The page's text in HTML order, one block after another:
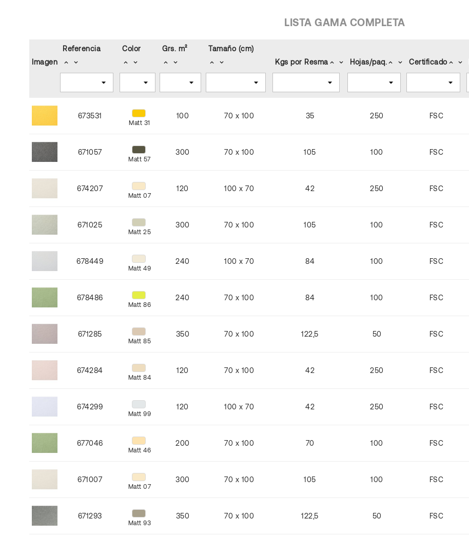
LISTA GAMA COMPLETA
Imagen
Referencia
keyboard_arrow_up keyboard_arrow_down
Color
keyboard_arrow_up keyboard_arrow_down
Grs. m²
keyboard_arrow_up keyboard_arrow_down
Tamaño (cm)
keyboard_arrow_up keyboard_arrow_down Kgs por Resma keyboard_arrow_up keyboard_arrow_down Hojas/paq. keyboard_arrow_up keyboard_arrow_down Certificadokeyboard_arrow_up keyboard_arrow_down
673531
Matt 31
100 70 x 100 35 250 FSC
671057
Matt 57
300 70 x 100 105 100 FSC
674207
Matt 07
120 100 x 70 42 250 FSC
671025
Matt 25
300 70 x 100 105 100 FSC
678449
Matt 49
240 100 x 70 84 100 FSC
678486
Matt 86
240 70 x 100 84 100 FSC
671285
Matt 85
350 70 x 100 122,5 50 FSC
674284
Matt 84
120 70 x 100 42 250 FSC
674299
Matt 99
120 100 x 70 42 250 FSC
677046
Matt 46
200 70 x 100 70 100 FSC
671007
Matt 07
300 70 x 100 105 100 FSC
671293
Matt 93
350 70 x 100 122,5 50 FSC